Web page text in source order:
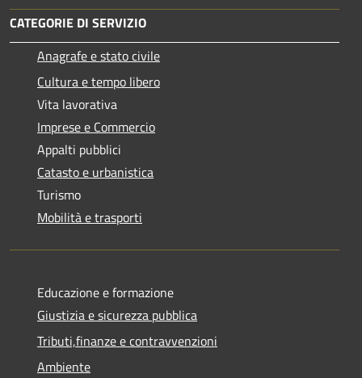
CATEGORIE DI SERVIZIO
Anagrafe e stato civile
Cultura e tempo libero
Vita lavorativa
Imprese e Commercio
Appalti pubblici
Catasto e urbanistica
Turismo
Mobilità e trasporti
Educazione e formazione
Giustizia e sicurezza pubblica
Tributi,finanze e contravvenzioni
Ambiente